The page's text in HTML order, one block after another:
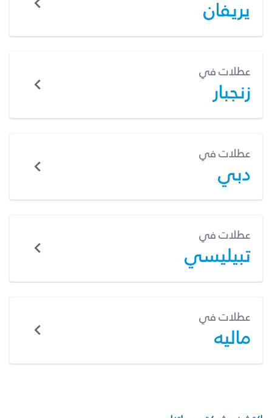
يريفان
عطلات في
زنجبار
عطلات في
دبي
عطلات في
تبيليسي
عطلات في
ماليه